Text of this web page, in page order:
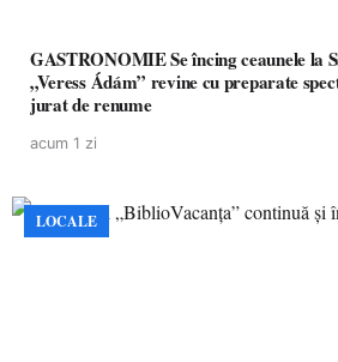
GASTRONOMIE Se încing ceaunele la Satu Mare! Concursul
„Veress Ádám” revine cu preparate
jurat de renume
acum 1 zi
LOCALE